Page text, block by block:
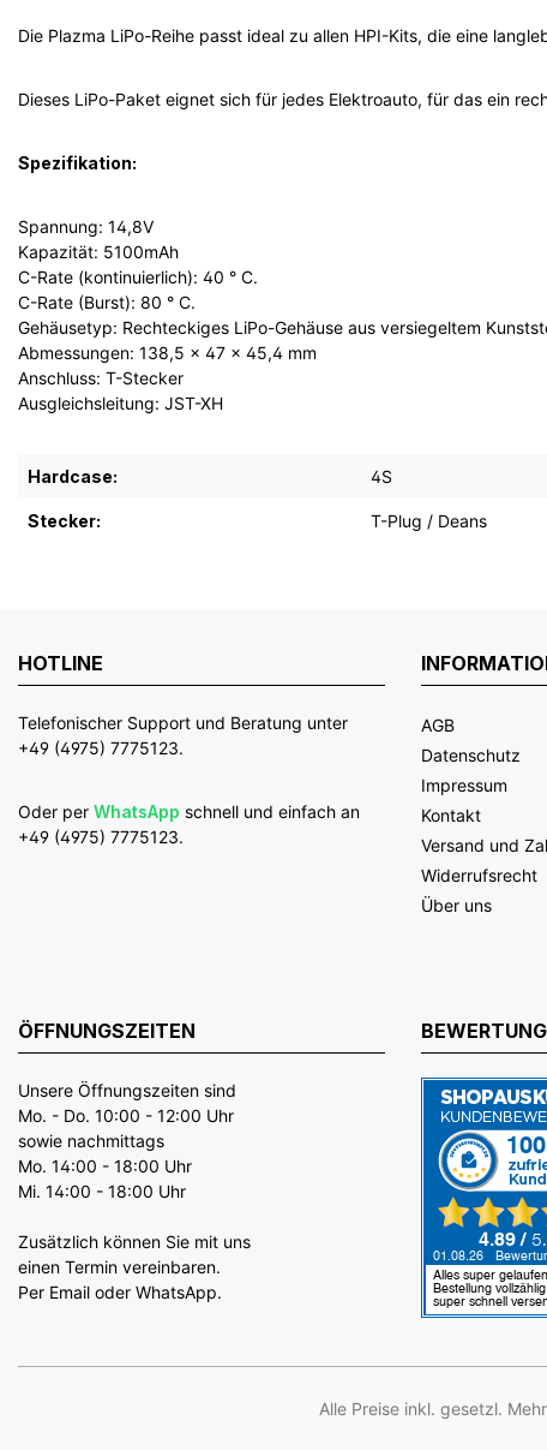
Die Plazma LiPo-Reihe passt ideal zu allen HPI-Kits, die eine
Dieses LiPo-Paket eignet sich für jedes Elektroauto, für das ein
Spezifikation:
Spannung: 14,8V
Kapazität: 5100mAh
C-Rate (kontinuierlich): 40 ° C.
C-Rate (Burst): 80 ° C.
Gehäusetyp: Rechteckiges LiPo-Gehäuse aus versiegeltem
Abmessungen: 138,5 x 47 x 45,4 mm
Anschluss: T-Stecker
Ausgleichsleitung: JST-XH
Hardcase: 4S
Stecker: T-Plug / Deans
HOTLINE
Telefonischer Support und Beratung unter
+49 (4975) 7775123.
Oder per WhatsApp schnell und einfach an
+49 (4975) 7775123.
AGB
Datenschutz
Impressum
Kontakt
Versand und
Widerrufsrecht
Über uns
ÖFFNUNGSZEITEN
Unsere Öffnungszeiten sind
Mo. - Do. 10:00 - 12:00 Uhr
sowie nachmittags
Mo. 14:00 - 18:00 Uhr
Mi. 14:00 - 18:00 Uhr
Zusätzlich können Sie mit uns
einen Termin vereinbaren.
Per Email oder WhatsApp.
Alle Preise inkl. gesetzl.